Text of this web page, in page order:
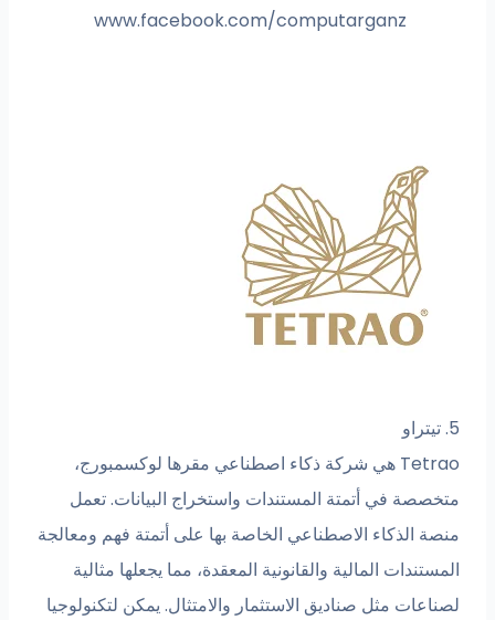
www.facebook.com/computarganz
5. تيتراو
Tetrao هي شركة ذكاء اصطناعي مقرها لوكسمبورج،
متخصصة في أتمتة المستندات واستخراج البيانات. تعمل
منصة الذكاء الاصطناعي الخاصة بها على أتمتة فهم ومعالجة
المستندات المالية والقانونية المعقدة، مما يجعلها مثالية
لصناعات مثل صناديق الاستثمار والامتثال. يمكن لتكنولوجيا